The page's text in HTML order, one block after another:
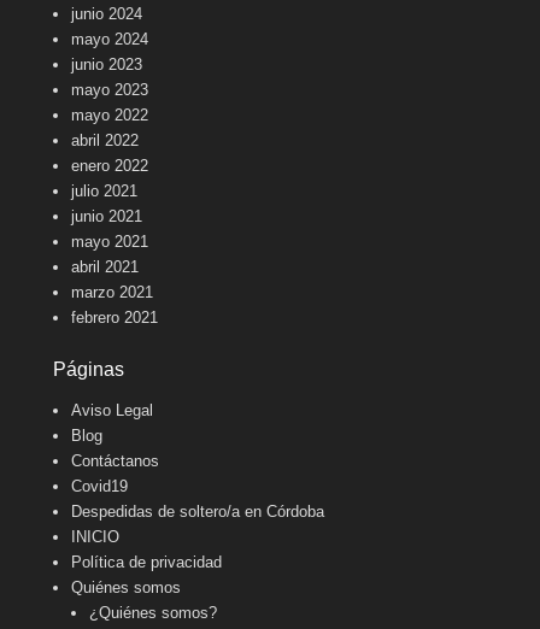
junio 2024
mayo 2024
junio 2023
mayo 2023
mayo 2022
abril 2022
enero 2022
julio 2021
junio 2021
mayo 2021
abril 2021
marzo 2021
febrero 2021
Páginas
Aviso Legal
Blog
Contáctanos
Covid19
Despedidas de soltero/a en Córdoba
INICIO
Política de privacidad
Quiénes somos
¿Quiénes somos?